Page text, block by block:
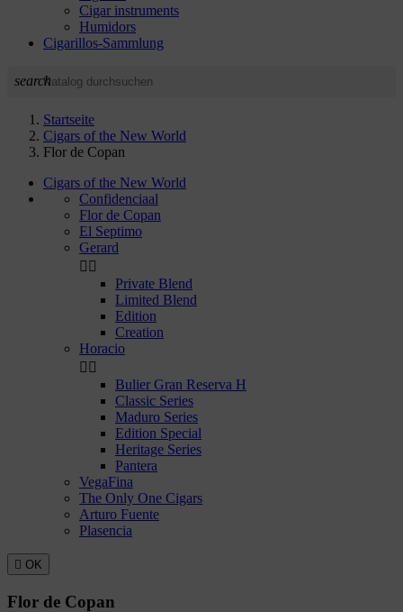
Cigar instruments
Humidors
Cigarillos-Sammlung
search
Startseite
Cigars of the New World
Flor de Copan
Cigars of the New World
Confidenciaal
Flor de Copan
El Septimo
Gerard
 
Private Blend
Limited Blend
Edition
Creation
Horacio
 
Bulier Gran Reserva H
Classic Series
Maduro Series
Edition Special
Heritage Series
Pantera
VegaFina
The Only One Cigars
Arturo Fuente
Plasencia
 OK
Flor de Copan